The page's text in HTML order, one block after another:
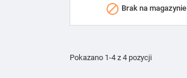
 Brak na magazynie
Pokazano 1-4 z 4 pozycji